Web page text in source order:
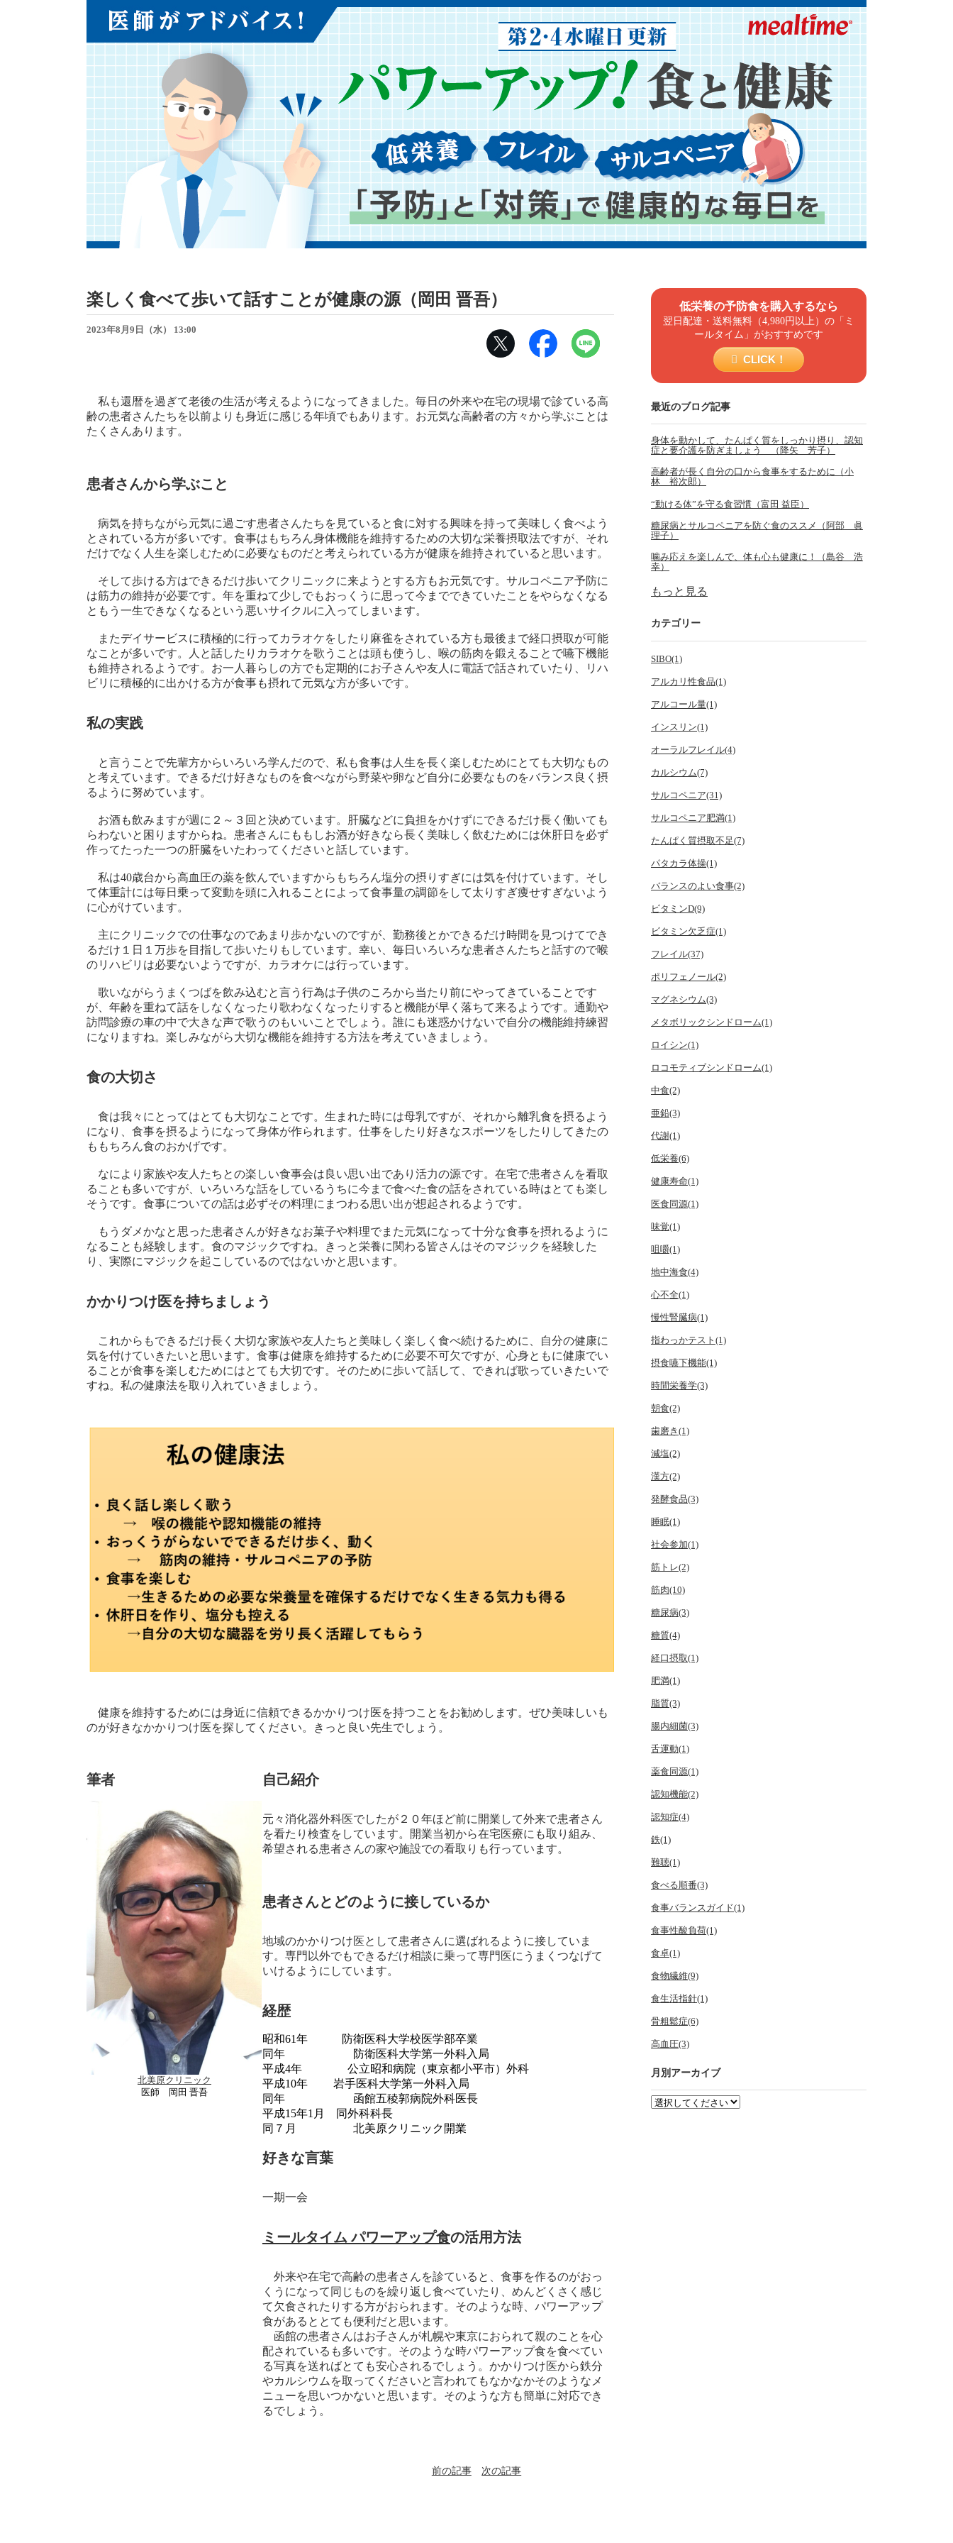
楽しく食べて歩いて話すことが健康の源（岡田 晋吾）
2023年8月9日（水） 13:00
私も還暦を過ぎて老後の生活が考えるようになってきました。毎日の外来や在宅の現場で診ている高
齢の患者さんたちを以前よりも身近に感じる年頃でもあります。お元気な高齢者の方々から学ぶことは
たくさんあります。
患者さんから学ぶこと
病気を持ちながら元気に過ごす患者さんたちを見ていると食に対する興味を持って美味しく食べよう
とされている方が多いです。食事はもちろん身体機能を維持するための大切な栄養摂取法ですが、それ
だけでなく人生を楽しむために必要なものだと考えられている方が健康を維持されていると思います。
そして歩ける方はできるだけ歩いてクリニックに来ようとする方もお元気です。サルコペニア予防に
は筋力の維持が必要です。年を重ねて少しでもおっくうに思って今までできていたことをやらなくなる
ともう一生できなくなるという悪いサイクルに入ってしまいます。
またデイサービスに積極的に行ってカラオケをしたり麻雀をされている方も最後まで経口摂取が可能
なことが多いです。人と話したりカラオケを歌うことは頭も使うし、喉の筋肉を鍛えることで嚥下機能
も維持されるようです。お一人暮らしの方でも定期的にお子さんや友人に電話で話されていたり、リハ
ビリに積極的に出かける方が食事も摂れて元気な方が多いです。
私の実践
と言うことで先輩方からいろいろ学んだので、私も食事は人生を長く楽しむためにとても大切なもの
と考えています。できるだけ好きなものを食べながら野菜や卵など自分に必要なものをバランス良く摂
るように努めています。
お酒も飲みますが週に２～３回と決めています。肝臓などに負担をかけずにできるだけ長く働いても
らわないと困りますからね。患者さんにももしお酒が好きなら長く美味しく飲むためには休肝日を必ず
作ってたった一つの肝臓をいたわってくださいと話しています。
私は40歳台から高血圧の薬を飲んでいますからもちろん塩分の摂りすぎには気を付けています。そし
て体重計には毎日乗って変動を頭に入れることによって食事量の調節をして太りすぎ痩せすぎないよう
に心がけています。
主にクリニックでの仕事なのであまり歩かないのですが、勤務後とかできるだけ時間を見つけてでき
るだけ１日１万歩を目指して歩いたりもしています。幸い、毎日いろいろな患者さんたちと話すので喉
のリハビリは必要ないようですが、カラオケには行っています。
歌いながらうまくつばを飲み込むと言う行為は子供のころから当たり前にやってきていることです
が、年齢を重ねて話をしなくなったり歌わなくなったりすると機能が早く落ちて来るようです。通勤や
訪問診療の車の中で大きな声で歌うのもいいことでしょう。誰にも迷惑かけないで自分の機能維持練習
になりますね。楽しみながら大切な機能を維持する方法を考えていきましょう。
食の大切さ
食は我々にとってはとても大切なことです。生まれた時には母乳ですが、それから離乳食を摂るよう
になり、食事を摂るようになって身体が作られます。仕事をしたり好きなスポーツをしたりしてきたの
ももちろん食のおかげです。
なにより家族や友人たちとの楽しい食事会は良い思い出であり活力の源です。在宅で患者さんを看取
ることも多いですが、いろいろな話をしているうちに今まで食べた食の話をされている時はとても楽し
そうです。食事についての話は必ずその料理にまつわる思い出が想起されるようです。
もうダメかなと思った患者さんが好きなお菓子や料理でまた元気になって十分な食事を摂れるように
なることも経験します。食のマジックですね。きっと栄養に関わる皆さんはそのマジックを経験した
り、実際にマジックを起こしているのではないかと思います。
かかりつけ医を持ちましょう
これからもできるだけ長く大切な家族や友人たちと美味しく楽しく食べ続けるために、自分の健康に
気を付けていきたいと思います。食事は健康を維持するために必要不可欠ですが、心身ともに健康でい
ることが食事を楽しむためにはとても大切です。そのために歩いて話して、できれば歌っていきたいで
すね。私の健康法を取り入れていきましょう。
健康を維持するためには身近に信頼できるかかりつけ医を持つことをお勧めします。ぜひ美味しいも
のが好きなかかりつけ医を探してください。きっと良い先生でしょう。
筆者
北美原クリニック
医師 岡田 晋吾
自己紹介
元々消化器外科医でしたが２０年ほど前に開業して外来で患者さん
を看たり検査をしています。開業当初から在宅医療にも取り組み、
希望される患者さんの家や施設での看取りも行っています。
患者さんとどのように接しているか
地域のかかりつけ医として患者さんに選ばれるように接していま
す。専門以外でもできるだけ相談に乗って専門医にうまくつなげて
いけるようにしています。
経歴
昭和61年 防衛医科大学校医学部卒業
同年 防衛医科大学第一外科入局
平成4年 公立昭和病院（東京都小平市）外科
平成10年 岩手医科大学第一外科入局
同年 函館五稜郭病院外科医長
平成15年1月 同外科科長
同７月 北美原クリニック開業
好きな言葉
一期一会
ミールタイム パワーアップ食の活用方法
外来や在宅で高齢の患者さんを診ていると、食事を作るのがおっ
くうになって同じものを繰り返し食べていたり、めんどくさく感じ
て欠食されたりする方がおられます。そのような時、パワーアップ
食があるととても便利だと思います。
函館の患者さんはお子さんが札幌や東京におられて親のことを心
配されているも多いです。そのような時パワーアップ食を食べてい
る写真を送ればとても安心されるでしょう。かかりつけ医から鉄分
やカルシウムを取ってくださいと言われてもなかなかそのようなメ
ニューを思いつかないと思います。そのような方も簡単に対応でき
るでしょう。
低栄養の予防食を購入するなら
翌日配達・送料無料（4,980円以上）の「ミ
ールタイム」がおすすめです
CLICK！
最近のブログ記事
身体を動かして、たんぱく質をしっかり摂り、認知
症と要介護を防ぎましょう （降矢 芳子）
高齢者が長く自分の口から食事をするために（小
林 裕次郎）
“動ける体”を守る食習慣（富田 益臣）
糖尿病とサルコペニアを防ぐ食のススメ（阿部 眞
理子）
噛み応えを楽しんで、体も心も健康に！（島谷 浩
幸）
もっと見る
カテゴリー
SIBO(1)
アルカリ性食品(1)
アルコール量(1)
インスリン(1)
オーラルフレイル(4)
カルシウム(7)
サルコペニア(31)
サルコペニア肥満(1)
たんぱく質摂取不足(7)
パタカラ体操(1)
バランスのよい食事(2)
ビタミンD(9)
ビタミン欠乏症(1)
フレイル(37)
ポリフェノール(2)
マグネシウム(3)
メタボリックシンドローム(1)
ロイシン(1)
ロコモティブシンドローム(1)
中食(2)
亜鉛(3)
代謝(1)
低栄養(6)
健康寿命(1)
医食同源(1)
味覚(1)
咀嚼(1)
地中海食(4)
心不全(1)
慢性腎臓病(1)
指わっかテスト(1)
摂食嚥下機能(1)
時間栄養学(3)
朝食(2)
歯磨き(1)
減塩(2)
漢方(2)
発酵食品(3)
睡眠(1)
社会参加(1)
筋トレ(2)
筋肉(10)
糖尿病(3)
糖質(4)
経口摂取(1)
肥満(1)
脂質(3)
腸内細菌(3)
舌運動(1)
薬食同源(1)
認知機能(2)
認知症(4)
鉄(1)
難聴(1)
食べる順番(3)
食事バランスガイド(1)
食事性酸負荷(1)
食卓(1)
食物繊維(9)
食生活指針(1)
骨粗鬆症(6)
高血圧(3)
月別アーカイブ
前の記事 次の記事